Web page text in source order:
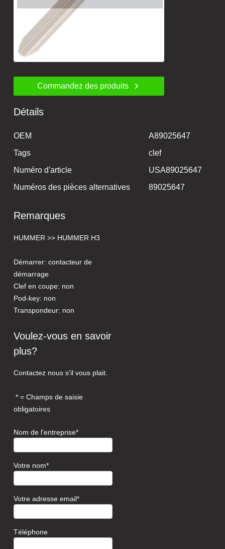
Commandez des produits
Détails
OEM
A89025647
Tags
clef
Numéro d'article
USA89025647
Numéros des pièces alternatives
89025647
Remarques
HUMMER >> HUMMER H3
Démarrer: contacteur de
démarrage
Clef en coupe: non
Pod-key: non
Transpondeur: non
Voulez-vous en savoir
plus?
Contactez nous s'il vous plait.
= Champs de saisie
obligatoires
Nom de l'entreprise
Votre nom
Votre adresse email
Téléphone